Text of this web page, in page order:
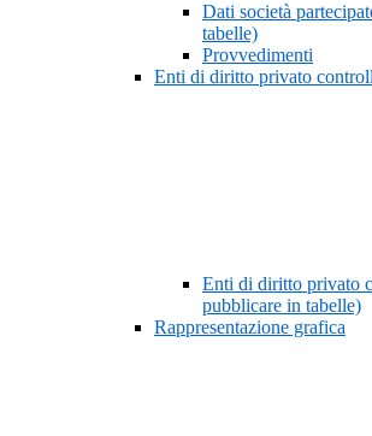
Dati società
tabelle)
Provvedimenti
Enti di diritto privato
Enti di diritto privato
pubblicare in tabelle)
Rappresentazione grafica